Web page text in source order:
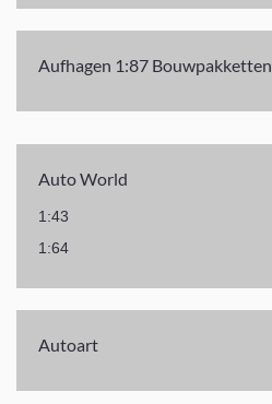
Aufhagen 1:87 Bouwpakketten
Auto World
1:43
1:64
Autoart